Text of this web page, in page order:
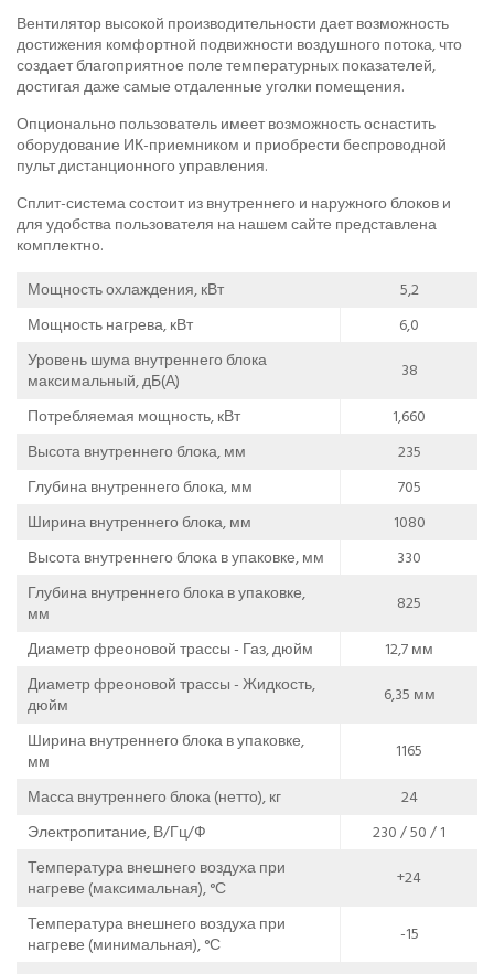
Вентилятор высокой производительности дает возможность
достижения комфортной подвижности воздушного потока, что
создает благоприятное поле температурных показателей,
достигая даже самые отдаленные уголки помещения.
Опционально пользователь имеет возможность оснастить
оборудование ИК-приемником и приобрести беспроводной
пульт дистанционного управления.
Сплит-система состоит из внутреннего и наружного блоков и
для удобства пользователя на нашем сайте представлена
комплектно.
Мощность охлаждения, кВт
5,2
Мощность нагрева, кВт
6,0
Уровень шума внутреннего блока
максимальный, дБ(А)
38
Потребляемая мощность, кВт
1,660
Высота внутреннего блока, мм
235
Глубина внутреннего блока, мм
705
Ширина внутреннего блока, мм
1080
Высота внутреннего блока в упаковке, мм
330
Глубина внутреннего блока в упаковке,
мм
825
Диаметр фреоновой трассы - Газ, дюйм
12,7 мм
Диаметр фреоновой трассы - Жидкость,
дюйм
6,35 мм
Ширина внутреннего блока в упаковке,
мм
1165
Масса внутреннего блока (нетто), кг
24
Электропитание, В/Гц/Ф
230 / 50 / 1
Температура внешнего воздуха при
нагреве (максимальная), °С
+24
Температура внешнего воздуха при
нагреве (минимальная), °С
-15